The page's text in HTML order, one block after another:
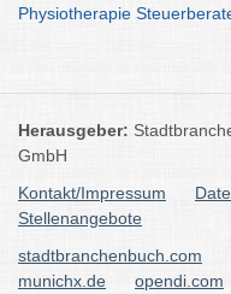
Physiotherapie
Herausgeber:
GmbH
Kontakt/Impressum
Stellenangebote
stadtbranchenbuch.com
munichx.de
opendi.com